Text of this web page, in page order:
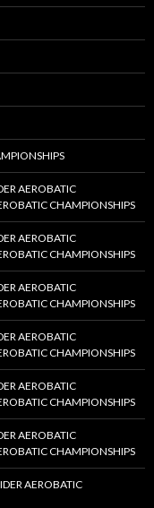
AEROBATIC
CHAMPIONSHIPS
AEROBATIC
CHAMPIONSHIPS
AEROBATIC
CHAMPIONSHIPS
AEROBATIC
CHAMPIONSHIPS
AEROBATIC
CHAMPIONSHIPS
AEROBATIC
CHAMPIONSHIPS
AEROBATIC